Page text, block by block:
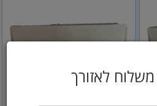
לאזורך